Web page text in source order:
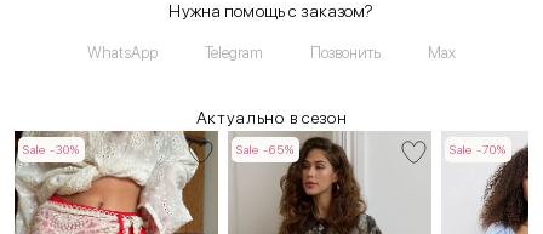
Нужна помощь с заказом?
WhatsApp Telegram Позвонить Max
Актуально в сезон
Sale -30% Sale -65% Sale -70%